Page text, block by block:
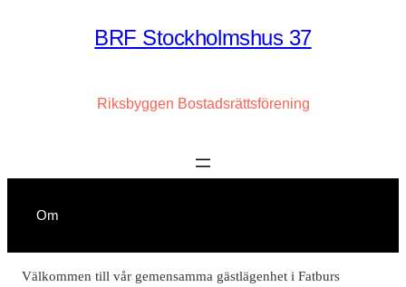
BRF Stockholmshus 37
Riksbyggen Bostadsrättsförening
Om
Välkommen till vår gemensamma gästlägenhet i Fatburs